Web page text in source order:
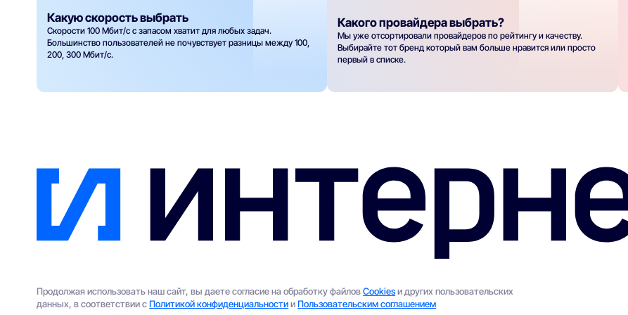
Какую скорость выбрать
Скорости 100 Мбит/с с запасом хватит для любых задач.
Большинство пользователей не почувствует разницы между 100,
200, 300 Мбит/с.
Какого провайдера выбрать?
Мы уже отсортировали провайдеров по рейтингу и качеству.
Выбирайте тот бренд который вам больше нравится или просто
первый в списке.
Продолжая использовать наш сайт, вы даете согласие на обработку файловCookiesи других пользовательских
данных, в соответствии сПолитикой конфиденциальностииПользовательским соглашением